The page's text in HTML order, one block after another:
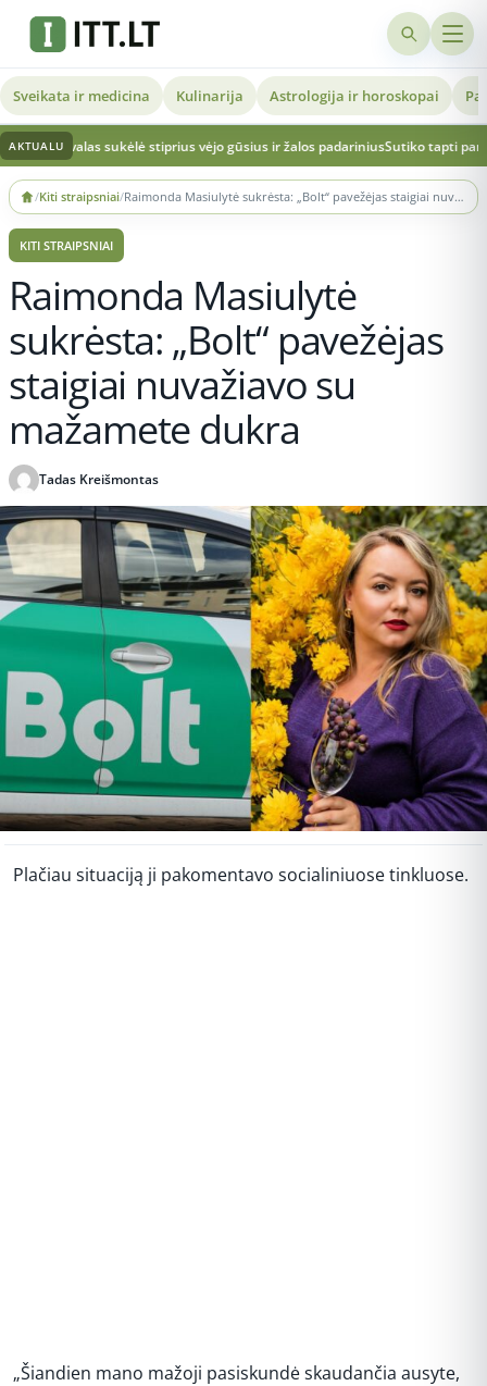
Sveikata ir medicina Kulinarija Astrologija ir horoskopai
AKTUALU
sukėlė stiprius vėjo gūsius ir žalos padariniusSutiko tapti pamerge
Skip
to
content
/Kiti straipsniai/ Raimonda Masiulytė sukrėsta: „Bolt“ pavežėjas staigiai nuvažiavo su mažamete dukra
KITI STRAIPSNIAI
Raimonda Masiulytė
sukrėsta: „Bolt“ pavežėjas
staigiai nuvažiavo su
mažamete dukra
Tadas Kreišmontas
Plačiau situaciją ji pakomentavo socialiniuose tinkluose.
„Šiandien mano mažoji pasiskundė skaudančia ausyte,